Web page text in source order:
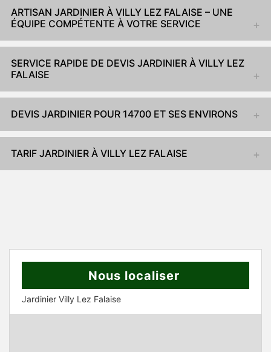
ARTISAN JARDINIER À VILLY LEZ FALAISE – UNE
ÉQUIPE COMPÉTENTE À VOTRE SERVICE
SERVICE RAPIDE DE DEVIS JARDINIER À VILLY LEZ
FALAISE
DEVIS JARDINIER POUR 14700 ET SES ENVIRONS
TARIF JARDINIER À VILLY LEZ FALAISE
Nous localiser
Jardinier Villy Lez Falaise